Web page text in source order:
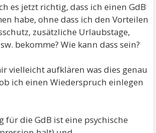
es jetzt richtig, dass ich einen GdB
habe, ohne dass ich den Vorteilen
zusätzliche Urlaubstage,
bekomme? Wie kann dass sein?
vielleicht aufklären was dies genau
ich einen Wiederspruch einlegen
für die GdB ist eine psychische